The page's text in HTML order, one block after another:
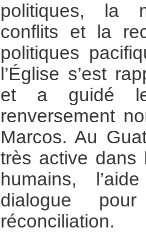
politiques, la
conflits et la
politiques
l’Église s’est
et a guidé
renversement
Marcos. Au
très active dans
humains,
dialogue
réconciliation.